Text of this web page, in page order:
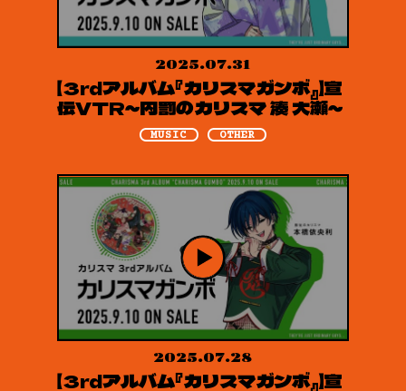
2025.07.31
【3rdアルバム『カリスマガンボ』】宣
伝VTR～内罰のカリスマ 湊 大瀬～
MUSIC OTHER
2025.07.28
【3rdアルバム『カリスマガンボ』】宣